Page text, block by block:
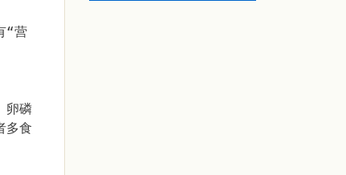
“营
卵磷
多食